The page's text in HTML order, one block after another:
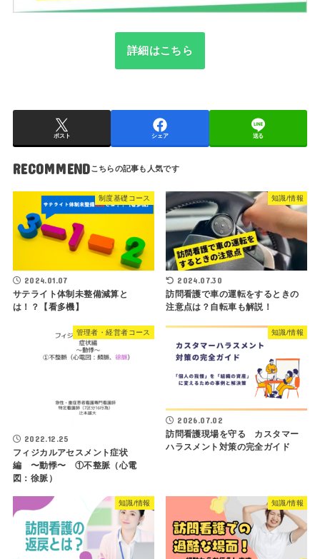
詳細はこちら
ポスト シェア 送る
RECOMMEND
制度基礎コース
2024.01.07
サテライト体制未整備減算と
は！？【看多機】
知識/情報
2024.07.30
訪問看護で車の運転をするときの
注意点は？自転車も解説！
管理者・経営者コース
2022.12.25
フィジカルアセスメント症状
編 〜動悸〜 ①不整脈（心電
図：徐脈）
知識/情報
2026.07.02
訪問看護現場を守る カスタマー
ハラスメント対策の完全ガイド
知識/情報 知識/情報